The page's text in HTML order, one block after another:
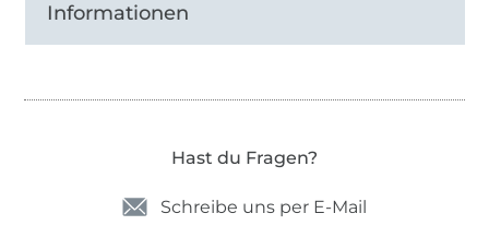
Informationen
Hast du Fragen?
Schreibe uns per E-Mail